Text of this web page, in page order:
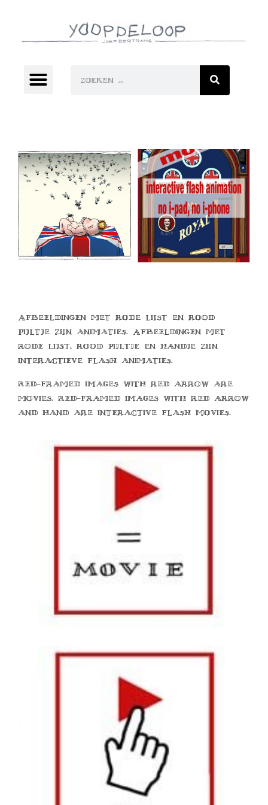
Afbeeldingen met rode lijst en rood
pijltje zijn animaties. Afbeeldingen met
rode lijst, rood pijltje en handje zijn
interactieve flash animaties.
Red-framed images with red arrow are
movies. Red-framed images with red arrow
and hand are interactive flash movies.